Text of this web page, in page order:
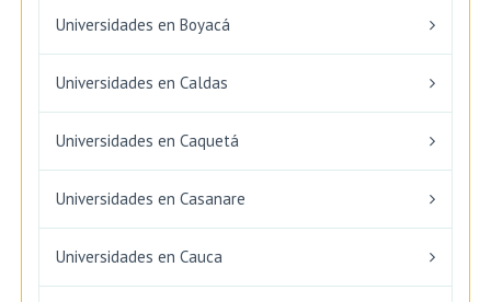
Universidades en Boyacá
Universidades en Caldas
Universidades en Caquetá
Universidades en Casanare
Universidades en Cauca